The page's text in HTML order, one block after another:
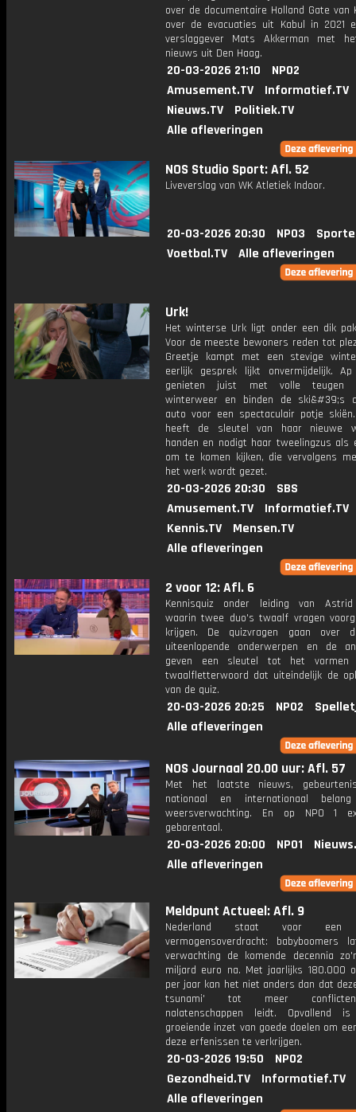
over de documentaire Holland Gate van
over de evacuaties uit Kabul in 2021
verslaggever Mats Akkerman met
nieuws uit Den Haag.
20-03-2026 21:10
NPO2
Amusement.TV
Informatief.TV
Nieuws.TV
Politiek.TV
Alle afleveringen
NOS Studio Sport: Afl. 52
Liveverslag van WK Atletiek Indoor.
20-03-2026 20:30 NPO3
Voetbal.TV
Alle afleveringen
Urk!
Het winterse Urk ligt onder een dik
Voor de meeste bewoners reden tot
Greetje kampt met een stevige
eerlijk gesprek lijkt onvermijdelijk.
genieten juist met volle teugen
winterweer en binden de ski&#39;s
auto voor een spectaculair potje
heeft de sleutel van haar nieuwe
handen en nodigt haar tweelingzus als
om te komen kijken, die vervolgens
het werk wordt gezet.
20-03-2026 20:30
SBS
Amusement.TV
Informatief.TV
Kennis.TV
Mensen.TV
Alle afleveringen
2 voor 12: Afl. 6
Kennisquiz onder leiding van
waarin twee duo's twaalf vragen
krijgen. De quizvragen gaan over
uiteenlopende onderwerpen en de
geven een sleutel tot het vormen
twaalfletterwoord dat uiteindelijk de
van de quiz.
20-03-2026 20:25 NPO2
Alle afleveringen
NOS Journaal 20.00 uur: Afl. 57
Met het laatste nieuws,
nationaal en internationaal
weersverwachting. En op NPO 1
gebarentaal.
20-03-2026 20:00 NPO1
Alle afleveringen
Meldpunt Actueel: Afl. 9
Nederland staat voor een
vermogensoverdracht: babyboomers
verwachting de komende decennia
miljard euro na. Met jaarlijks 180.000
per jaar kan het niet anders dan dat
tsunami' tot meer
nalatenschappen leidt. Opvallend
groeiende inzet van goede doelen om
deze erfenissen te verkrijgen.
20-03-2026 19:50
NPO2
Gezondheid.TV
Informatief.TV
Alle afleveringen